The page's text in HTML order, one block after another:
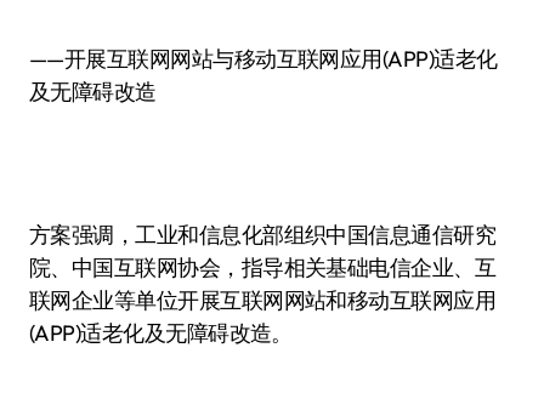
——开展互联网网站与移动互联网应用(APP)适老化
及无障碍改造
方案强调，工业和信息化部组织中国信息通信研究
院、中国互联网协会，指导相关基础电信企业、互
联网企业等单位开展互联网网站和移动互联网应用
(APP)适老化及无障碍改造。